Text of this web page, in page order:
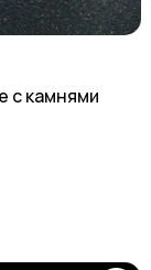
с камнями